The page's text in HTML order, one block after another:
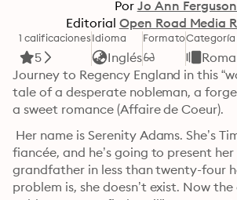
Por Jo Ann Ferguson
Editorial Open Road Media
1 calificaciones
5
Idioma
Inglés
FormatoCategoría
Journey to Regency England in this
tale of a desperate nobleman, a
a sweet romance (Affaire de Coeur).
Her name is Serenity Adams. She’s
fiancée, and he’s going to present
grandfather in less than twenty-four
problem is, she doesn’t exist. Now